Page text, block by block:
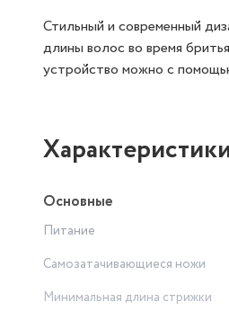
Стильный и современный
длины волос во время
устройство можно с
Основные
Питание
Самозатачивающиеся ножи
Минимальная длина стрижки